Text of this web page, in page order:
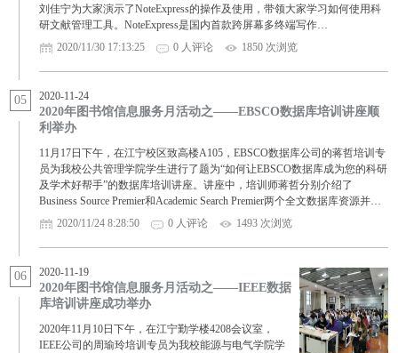
刘佳宁为大家演示了NoteExpress的操作及使用，带领大家学习如何使用科
研文献管理工具。NoteExpress是国内首款跨屏幕多终端写作…
2020/11/30 17:13:25
0 人评论 1850 次浏览
05 2020-11-24
2020年图书馆信息服务月活动之——EBSCO数据库培训讲座顺
利举办
11月17日下午，在江宁校区致高楼A105，EBSCO数据库公司的蒋哲培训专
员为我校公共管理学院学生进行了题为“如何让EBSCO数据库成为您的科研
及学术好帮手”的数据库培训讲座。讲座中，培训师蒋哲分别介绍了
Business Source Premier和Academic Search Premier两个全文数据库资源并…
2020/11/24 8:28:50
0 人评论 1493 次浏览
06 2020-11-19
2020年图书馆信息服务月活动之——IEEE数据
库培训讲座成功举办
2020年11月10日下午，在江宁勤学楼4208会议室，
IEEE公司的周瑜玲培训专员为我校能源与电气学院学